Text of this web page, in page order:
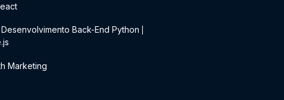
Desenvolvimento Back-End Python
Marketing